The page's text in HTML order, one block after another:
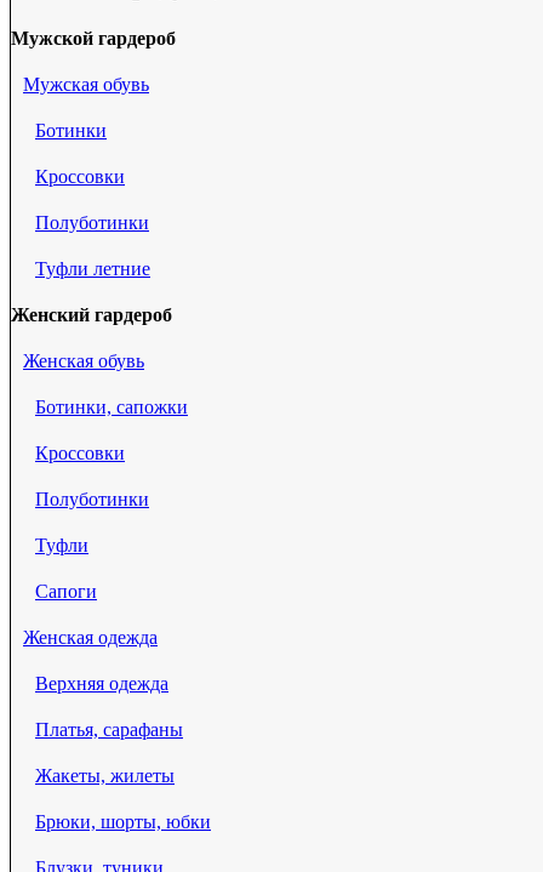
Мужской гардероб
Мужская обувь
Ботинки
Кроссовки
Полуботинки
Туфли летние
Женский гардероб
Женская обувь
Ботинки, сапожки
Кроссовки
Полуботинки
Туфли
Сапоги
Женская одежда
Верхняя одежда
Платья, сарафаны
Жакеты, жилеты
Брюки, шорты, юбки
Блузки, туники